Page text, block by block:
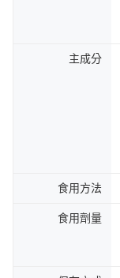
主成分
食用方法
食用劑量